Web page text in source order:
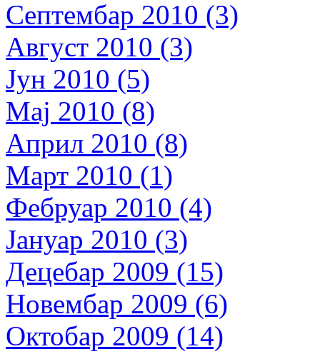
Септембар 2010 (3)
Август 2010 (3)
Јун 2010 (5)
Мај 2010 (8)
Април 2010 (8)
Март 2010 (1)
Фебруар 2010 (4)
Јануар 2010 (3)
Децебар 2009 (15)
Новембар 2009 (6)
Октобар 2009 (14)